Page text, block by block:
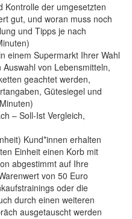
Kontrolle der umgesetzten
gut, und woran muss noch
und Tipps je nach
einem Supermarkt Ihrer Wahl
von Lebensmitteln,
geachtet werden,
Gütesiegel und
– Soll-Ist Vergleich,
Kund*innen erhalten
Einheit einen Korb mit
abgestimmt auf Ihre
von 50 Euro
oder die
durch einen weiteren
ausgetauscht werden